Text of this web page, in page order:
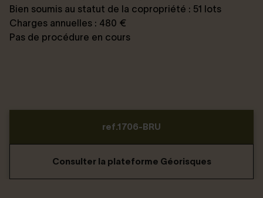
Bien soumis au statut de la copropriété : 51 lots
Charges annuelles : 480 €
Pas de procédure en cours
ref.1706-BRU
Consulter la plateforme Géorisques